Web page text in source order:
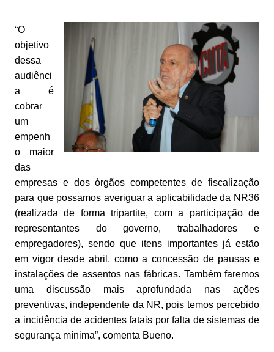
“O
objetivo
dessa
audiênci
a é
cobrar
um
empenh
o maior
das
empresas e dos órgãos competentes de fiscalização
para que possamos averiguar a aplicabilidade da NR36
(realizada de forma tripartite, com a participação de
representantes do governo, trabalhadores e
empregadores), sendo que itens importantes já estão
em vigor desde abril, como a concessão de pausas e
instalações de assentos nas fábricas. Também faremos
uma discussão mais aprofundada nas ações
preventivas, independente da NR, pois temos percebido
a incidência de acidentes fatais por falta de sistemas de
segurança mínima”, comenta Bueno.